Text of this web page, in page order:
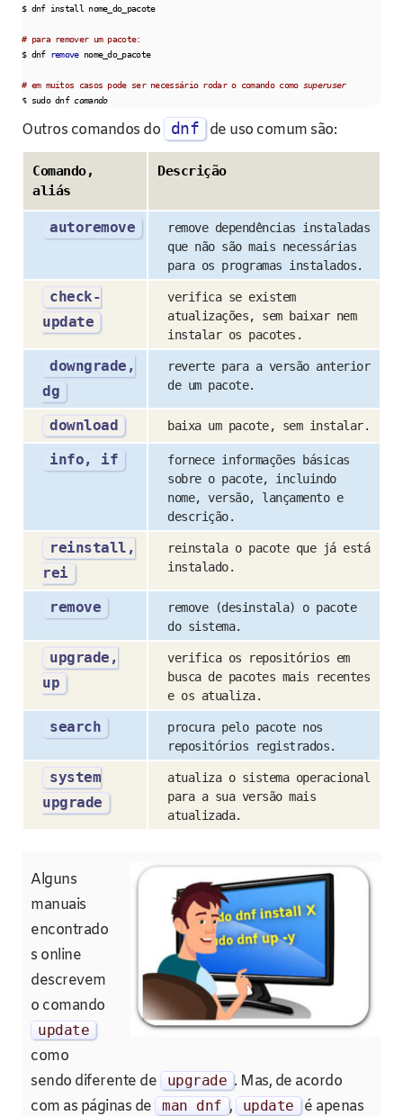
$ dnf install nome_do_pacote
# para remover um pacote:
$ dnf remove nome_do_pacote
# em muitos casos pode ser necessário rodar o comando como superuser
$ sudo dnf comando
Outros comandos do dnf de uso comum são:
Comando,
aliás
Descrição
autoremove
remove dependências instaladas
que não são mais necessárias
para os programas instalados.
check-
update
verifica se existem
atualizações, sem baixar nem
instalar os pacotes.
downgrade,
dg
reverte para a versão anterior
de um pacote.
download baixa um pacote, sem instalar.
info, if
fornece informações básicas
sobre o pacote, incluindo
nome, versão, lançamento e
descrição.
reinstall,
rei
reinstala o pacote que já está
instalado.
remove
remove (desinstala) o pacote
do sistema.
upgrade,
up
verifica os repositórios em
busca de pacotes mais recentes
e os atualiza.
search
procura pelo pacote nos
repositórios registrados.
system
upgrade
atualiza o sistema operacional
para a sua versão mais
atualizada.
Alguns
manuais
encontrado
s online
descrevem
o comando
update
como
sendo diferente de
upgrade . Mas, de acordo
com as páginas de
man dnf , update é apenas